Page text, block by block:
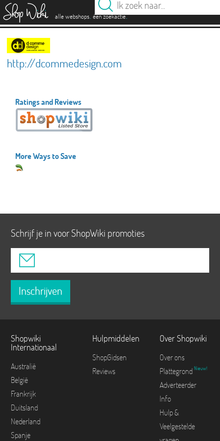
alle webshops. één zoekactie.
http://dcommedesign.com
Ratings and Reviews
More Ways to Save
Schrijf je in voor ShopWiki promoties
Inschrijven
Shopwiki
Internationaal
Australië
België
Frankrijk
Duitsland
Nederland
Spanje
Hulpmiddelen
ShopGidsen
Reviews
Over Shopwiki
Over ons
Plattegrond Nieuw!
Adverteerder
Info
Hulp &
Veelgestelde